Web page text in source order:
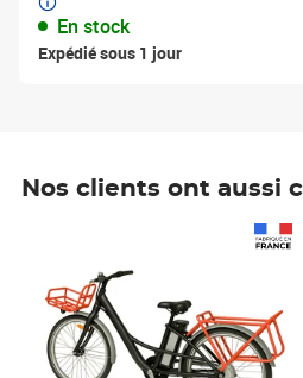
En stock
Expédié sous 1 jour
Nos clients ont aussi